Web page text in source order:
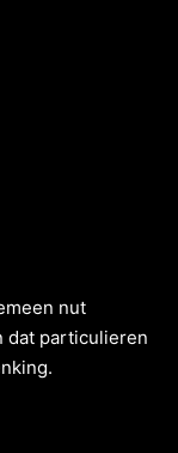
nut
dat particulieren